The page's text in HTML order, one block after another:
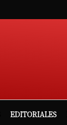
EDITORIALES